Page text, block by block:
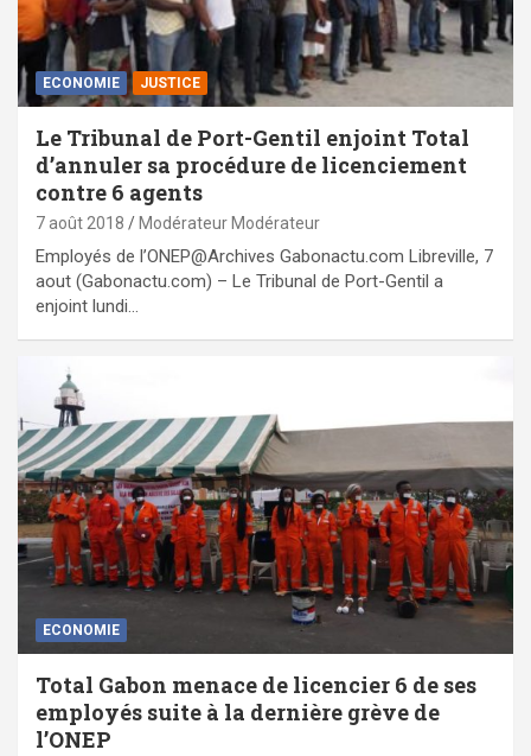
ECONOMIE JUSTICE
Le Tribunal de Port-Gentil enjoint Total
d’annuler sa procédure de licenciement
contre 6 agents
7 août 2018 Modérateur Modérateur
Employés de l’ONEP@Archives Gabonactu.com Libreville, 7
aout (Gabonactu.com) – Le Tribunal de Port-Gentil a
enjoint lundi…
ECONOMIE
Total Gabon menace de licencier 6 de ses
employés suite à la dernière grève de
l’ONEP